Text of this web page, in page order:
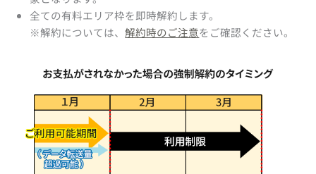
全ての有料エリア枠を即時解約します。
※解約については、解約時のご注意をご確認ください。